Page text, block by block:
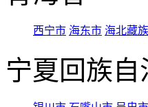
西宁市 海东市 海北藏
宁夏回族自